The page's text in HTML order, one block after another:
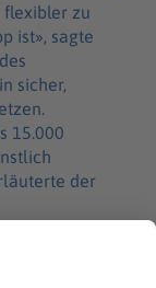
flexibler zu
ist», sagte
sicher,
15.000
der
einzelne
gesund ist